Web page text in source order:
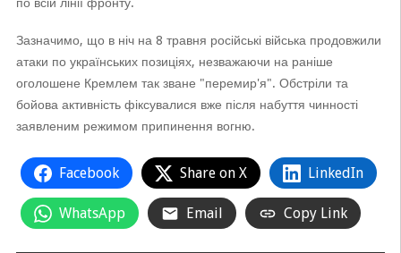
Зазначимо, що в ніч на 8 травня російські війська продовжили
атаки по українських позиціях, незважаючи на раніше
оголошене Кремлем так зване "перемир'я". Обстріли та
бойова активність фіксувалися вже після набуття чинності
заявленим режимом припинення вогню.
Facebook Share on X LinkedIn
WhatsApp Email Copy Link